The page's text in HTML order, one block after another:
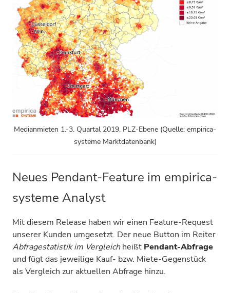
Medianmieten 1.-3. Quartal 2019, PLZ-Ebene (Quelle: empirica-
systeme Marktdatenbank)
Neues Pendant-Feature im empirica-
systeme Analyst
Mit diesem Release haben wir einen Feature-Request
unserer Kunden umgesetzt. Der neue Button im Reiter
Abfragestatistik im Vergleichheißt Pendant-Abfrage
und fügt das jeweilige Kauf- bzw. Miete-Gegenstück
als Vergleich zur aktuellen Abfrage hinzu.